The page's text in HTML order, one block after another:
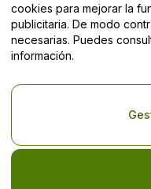
Derechos reservados ©
la Empresa
El uso de este sitio web
Condiciones, de laPolítica
y de laPolítica de
cookies para mejorar la
publicitaria. De modo
necesarias. Puedes
información.